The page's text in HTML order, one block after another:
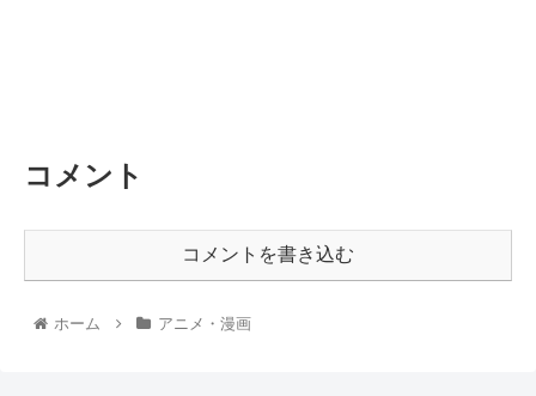
コメント
コメントを書き込む
ホーム アニメ・漫画